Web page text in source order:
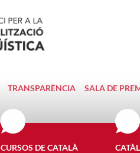
TRANSPARÈNCIA SALA DE
CURSOS DE CATALÀ